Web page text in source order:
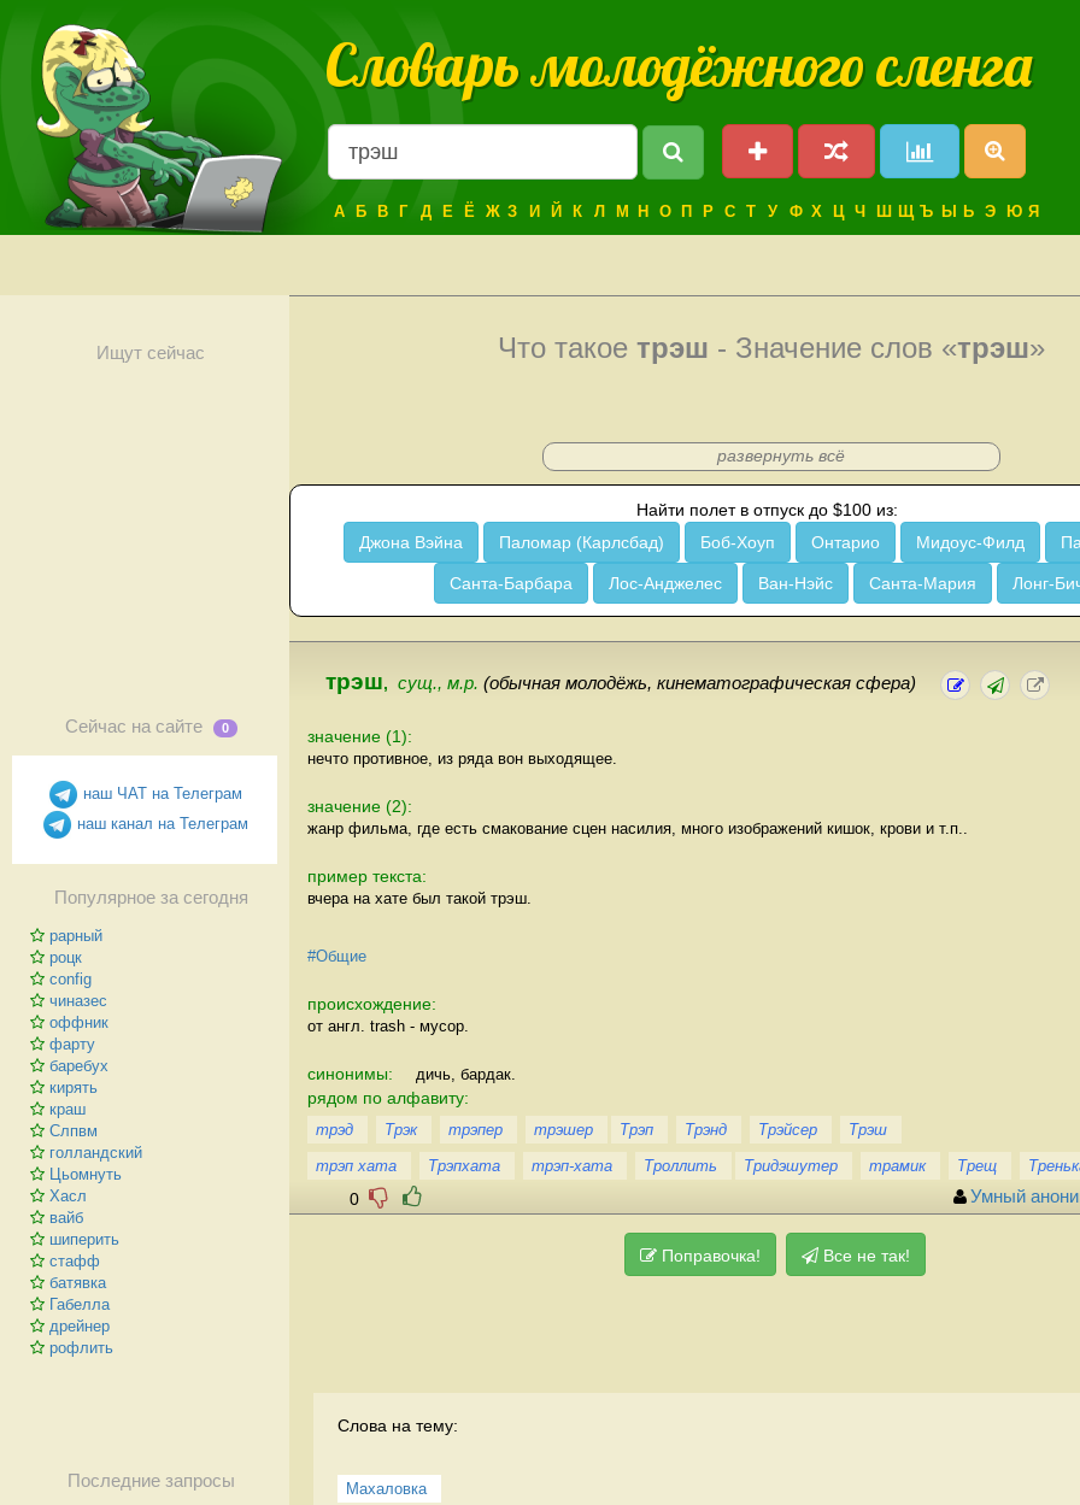
Словарь молодёжного сленга
А Б В Г Д Е Ё Ж З И Й К Л М Н О П Р С Т У Ф Х Ц Ч Ш Щ Ъ Ы Ь Э Ю Я
Ищут сейчас
Сейчас на сайте 0
наш ЧАТ на Телеграм
наш канал на Телеграм
Популярное за сегодня
рарный
роцк
config
чиназес
оффник
фарту
баребух
кирять
краш
Слпвм
голландский
Цьомнуть
Хасл
вайб
шиперить
стафф
батявка
Габелла
дрейнер
рофлить
Последние запросы
Что такое трэш - Значение слов «трэш»
развернуть всё
Найти полет в отпуск до $100 из:
Джона Вэйна
Паломар (Карлсбад) Боб-Хоуп Онтарио Мидоус-Филд
Санта-Барбара Лос-Анджелес Ван-Нэйс Санта-Мария Лонг-
трэш, сущ., м.р. (обычная молодёжь, кинематографическая сфера)
значение (1):
нечто противное, из ряда вон выходящее.
значение (2):
жанр фильма, где есть смакование сцен насилия, много изображений кишок, крови и т.п..
пример текста:
вчера на хате был такой трэш.
#Общие
происхождение:
от англ. trash - мусор.
синонимы: дичь, бардак.
рядом по алфавиту:
трэд Трэк трэпер трэшер Трэп Трэнд Трэйсер
Трэш
трэп хата
Трэпхата трэп-хата Троллить Тридэшутер трамик Трещ
0 Умный
Поправочка! Все не так!
Слова на тему:
Махаловка